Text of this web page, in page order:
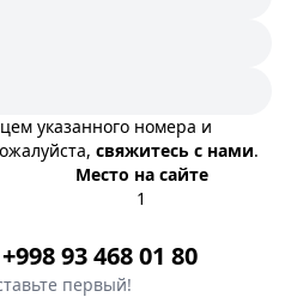
указанного номера и
свяжитесь с нами.
Место на сайте
1
93 468 01 80
первый!